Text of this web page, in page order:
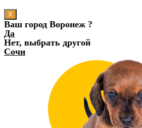
X
Ваш город Воронеж ?
Да
Нет, выбрать другой
Сочи